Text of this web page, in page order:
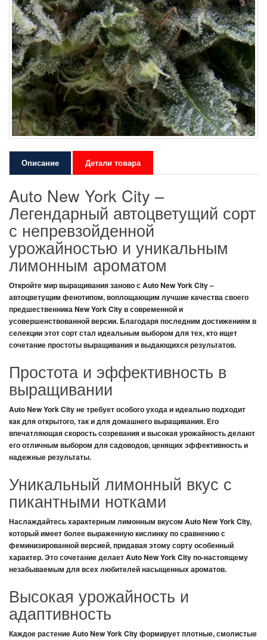
Описание Детали товара
Auto New York City –
Легендарный автоцветущий сорт
с непревзойденной
урожайностью и уникальным
лимонным ароматом
Откройте мир выращивания заново сAuto New York City–
автоцветущим фенотипом, воплощающим лучшие качества своего
предшественника New York City в современной и
усовершенствованной версии. Благодаря последним достижениям в
селекции этот сорт стал идеальным выбором для тех, кто ищет
сочетание простоты выращивания и выдающихся результатов.
Простота и эффективность в
выращивании
Auto New York Cityне требует особого ухода и идеально подходит
как для открытого, так и для домашнего выращивания. Его
впечатляющая скорость созревания и высокая урожайность делают
его отличным выбором для садоводов, ценящих эффективность и
надежные результаты.
Уникальный лимонный вкус с
пикантными нотками
Наслаждайтесь характерным лимонным вкусом Auto New York City,
который имеет более выраженную кислинку по сравнению с
феминизированной версией, придавая этому сорту особенный
характер. Это сочетание делаетAuto New York Cityпо-настоящему
незабываемым для всех любителей насыщенных ароматов.
Высокая урожайность и
адаптивность
Каждое растениеAuto New York Cityформирует плотные, смолистые